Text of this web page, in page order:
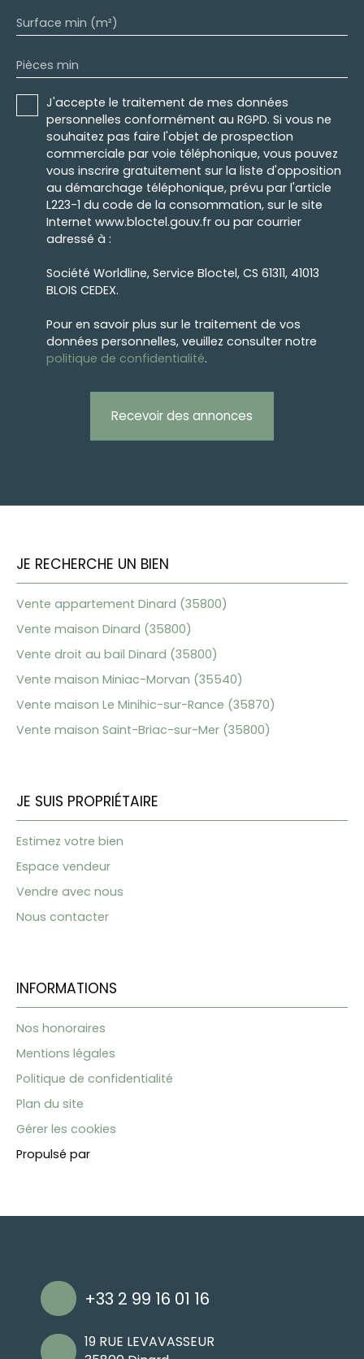
Surface min (m²)
Pièces min
J'accepte le traitement de mes données
personnelles conformément au RGPD. Si vous ne
souhaitez pas faire l'objet de prospection
commerciale par voie téléphonique, vous pouvez
vous inscrire gratuitement sur la liste d'opposition
au démarchage téléphonique, prévu par l'article
L223-1 du code de la consommation, sur le site
Internet www.bloctel.gouv.fr ou par courrier
adressé à :
Société Worldline, Service Bloctel, CS 61311, 41013
BLOIS CEDEX.
Pour en savoir plus sur le traitement de vos
données personnelles, veuillez consulter notre
politique de confidentialité.
Recevoir des annonces
JE RECHERCHE UN BIEN
Vente appartement Dinard (35800)
Vente maison Dinard (35800)
Vente droit au bail Dinard (35800)
Vente maison Miniac-Morvan (35540)
Vente maison Le Minihic-sur-Rance (35870)
Vente maison Saint-Briac-sur-Mer (35800)
JE SUIS PROPRIÉTAIRE
Estimez votre bien
Espace vendeur
Vendre avec nous
Nous contacter
INFORMATIONS
Nos honoraires
Mentions légales
Politique de confidentialité
Plan du site
Gérer les cookies
Propulsé par
+33 2 99 16 01 16
19 RUE LEVAVASSEUR